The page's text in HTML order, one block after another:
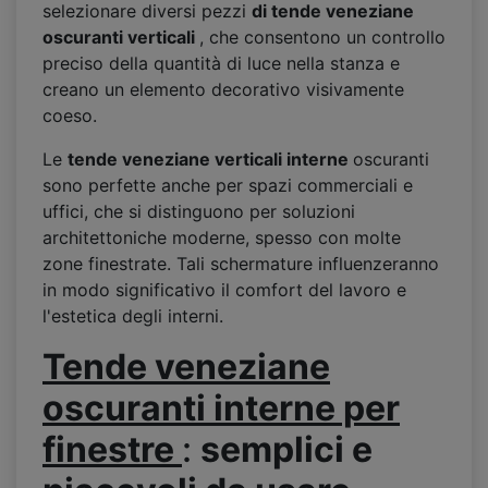
selezionare diversi pezzi di tende veneziane
oscuranti verticali , che consentono un controllo
preciso della quantità di luce nella stanza e
creano un elemento decorativo visivamente
coeso.
Le tende veneziane verticali interne oscuranti
sono perfette anche per spazi commerciali e
uffici, che si distinguono per soluzioni
architettoniche moderne, spesso con molte
zone finestrate. Tali schermature influenzeranno
in modo significativo il comfort del lavoro e
l'estetica degli interni.
Tende veneziane
oscuranti interne per
finestre : semplici e